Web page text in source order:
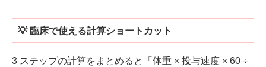
💡 臨床で使える計算ショートカット
3 ステップの計算をまとめると「体重 × 投与速度 × 60 ÷